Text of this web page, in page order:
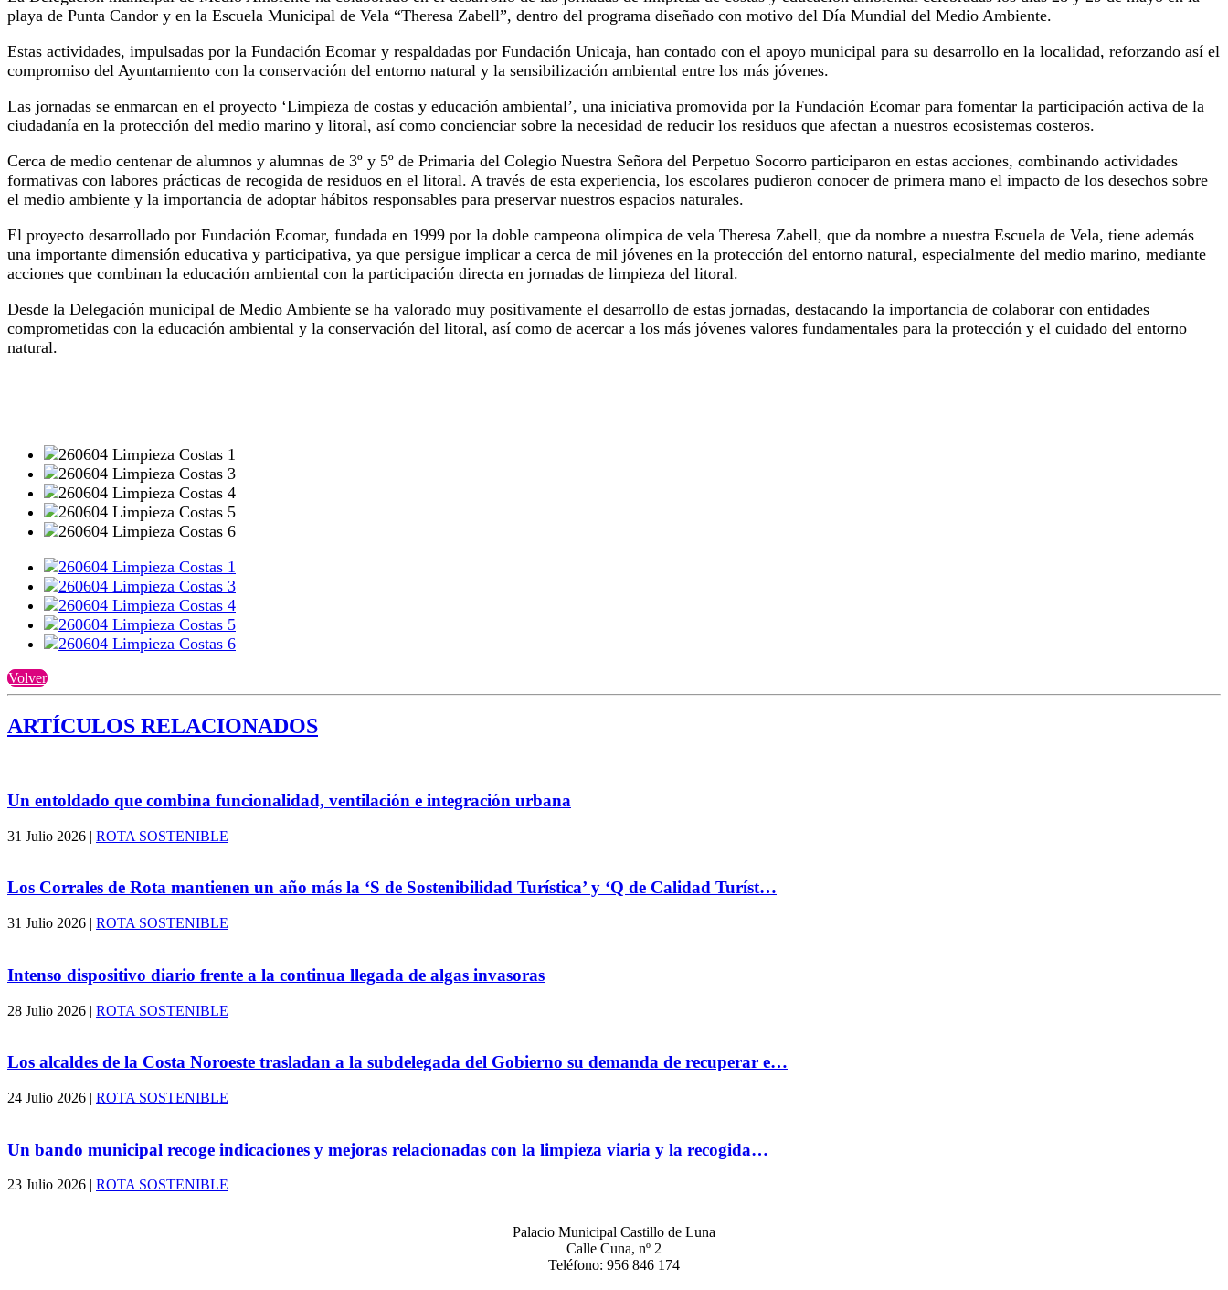
playa de Punta Candor y en la Escuela Municipal de Vela “Theresa Zabell”, dentro del programa diseñado con motivo del Día Mundial del Medio Ambiente.
Estas actividades, impulsadas por la Fundación Ecomar y respaldadas por Fundación Unicaja, han contado con el apoyo municipal para su desarrollo en la localidad, reforzando así el
compromiso del Ayuntamiento con la conservación del entorno natural y la sensibilización ambiental entre los más jóvenes.
Las jornadas se enmarcan en el proyecto ‘Limpieza de costas y educación ambiental’, una iniciativa promovida por la Fundación Ecomar para fomentar la participación activa de la
ciudadanía en la protección del medio marino y litoral, así como concienciar sobre la necesidad de reducir los residuos que afectan a nuestros ecosistemas costeros.
Cerca de medio centenar de alumnos y alumnas de 3º y 5º de Primaria del Colegio Nuestra Señora del Perpetuo Socorro participaron en estas acciones, combinando actividades
formativas con labores prácticas de recogida de residuos en el litoral. A través de esta experiencia, los escolares pudieron conocer de primera mano el impacto de los desechos sobre
el medio ambiente y la importancia de adoptar hábitos responsables para preservar nuestros espacios naturales.
El proyecto desarrollado por Fundación Ecomar, fundada en 1999 por la doble campeona olímpica de vela Theresa Zabell, que da nombre a nuestra Escuela de Vela, tiene además
una importante dimensión educativa y participativa, ya que persigue implicar a cerca de mil jóvenes en la protección del entorno natural, especialmente del medio marino, mediante
acciones que combinan la educación ambiental con la participación directa en jornadas de limpieza del litoral.
Desde la Delegación municipal de Medio Ambiente se ha valorado muy positivamente el desarrollo de estas jornadas, destacando la importancia de colaborar con entidades
comprometidas con la educación ambiental y la conservación del litoral, así como de acercar a los más jóvenes valores fundamentales para la protección y el cuidado del entorno
natural.
Volver
ARTÍCULOS RELACIONADOS
Un entoldado que combina funcionalidad, ventilación e integración urbana
31 Julio 2026 | ROTA SOSTENIBLE
Los Corrales de Rota mantienen un año más la ‘S de Sostenibilidad Turística’ y ‘Q de Calidad Turíst…
31 Julio 2026 | ROTA SOSTENIBLE
Intenso dispositivo diario frente a la continua llegada de algas invasoras
28 Julio 2026 | ROTA SOSTENIBLE
Los alcaldes de la Costa Noroeste trasladan a la subdelegada del Gobierno su demanda de recuperar e…
24 Julio 2026 | ROTA SOSTENIBLE
Un bando municipal recoge indicaciones y mejoras relacionadas con la limpieza viaria y la recogida…
23 Julio 2026 | ROTA SOSTENIBLE
Palacio Municipal Castillo de Luna
Calle Cuna, nº 2
Teléfono: 956 846 174